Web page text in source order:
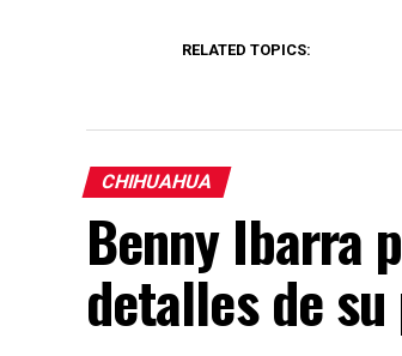
RELATED TOPICS:
CHIHUAHUA
Benny Ibarra
detalles de su